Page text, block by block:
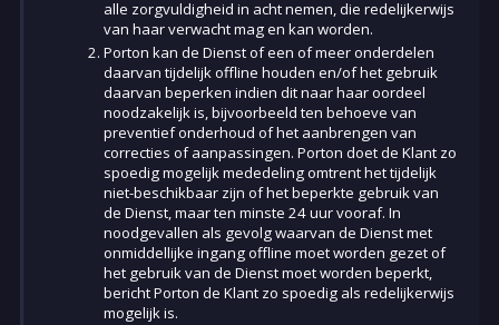
alle zorgvuldigheid in acht nemen, die redelijkerwijs
van haar verwacht mag en kan worden.
Porton kan de Dienst of een of meer onderdelen
daarvan tijdelijk offline houden en/of het gebruik
daarvan beperken indien dit naar haar oordeel
noodzakelijk is, bijvoorbeeld ten behoeve van
preventief onderhoud of het aanbrengen van
correcties of aanpassingen. Porton doet de Klant zo
spoedig mogelijk mededeling omtrent het tijdelijk
niet-beschikbaar zijn of het beperkte gebruik van
de Dienst, maar ten minste 24 uur vooraf. In
noodgevallen als gevolg waarvan de Dienst met
onmiddellijke ingang offline moet worden gezet of
het gebruik van de Dienst moet worden beperkt,
bericht Porton de Klant zo spoedig als redelijkerwijs
mogelijk is.